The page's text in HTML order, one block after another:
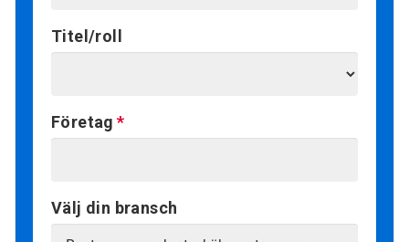
Titel/roll
Företag
Välj din bransch